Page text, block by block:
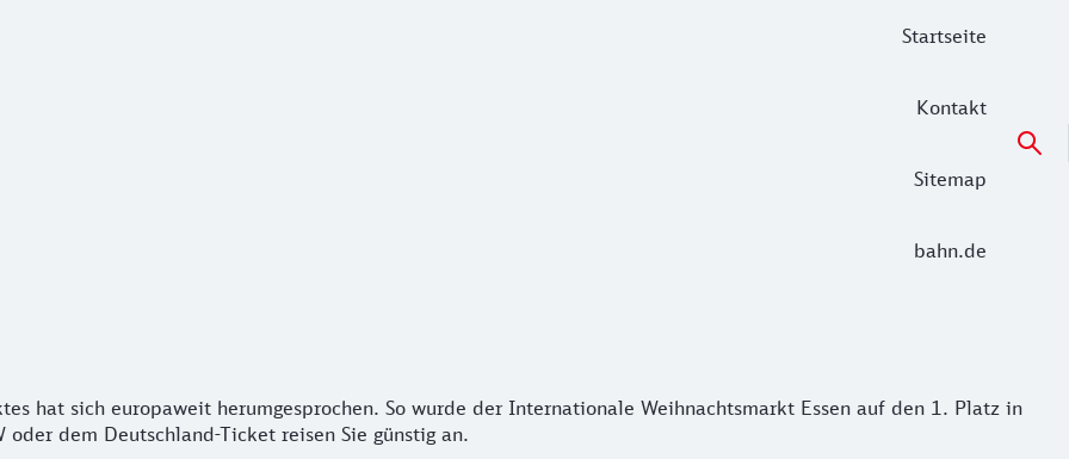
Startseite
Kontakt
Sitemap
bahn.de
hat sich europaweit herumgesprochen. So wurde der Internationale Weihnachtsmarkt Essen auf den 1. Platz in
dem Deutschland-Ticket reisen Sie günstig an.